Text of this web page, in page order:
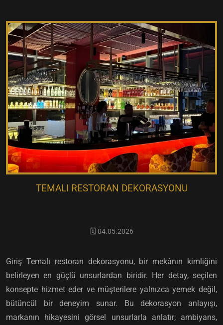
TEMALI RESTORAN DEKORASYONU
🗓️ 04.05.2026
Giriş Temalı restoran dekorasyonu, bir mekânın kimliğini
belirleyen en güçlü unsurlardan biridir. Her detay, seçilen
konsepte hizmet eder ve müşterilere yalnızca yemek değil,
bütüncül bir deneyim sunar. Bu dekorasyon anlayışı,
markanın hikayesini görsel unsurlarla anlatır; ambiyans,